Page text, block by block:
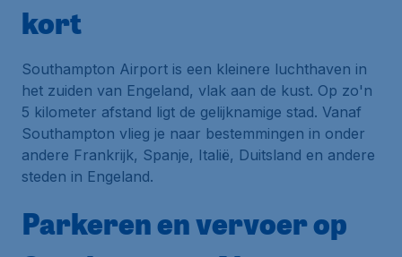
kort
Southampton Airport is een kleinere luchthaven in
het zuiden van Engeland, vlak aan de kust. Op zo'n
5 kilometer afstand ligt de gelijknamige stad. Vanaf
Southampton vlieg je naar bestemmingen in onder
andere Frankrijk, Spanje, Italië, Duitsland en andere
steden in Engeland.
Parkeren en vervoer op